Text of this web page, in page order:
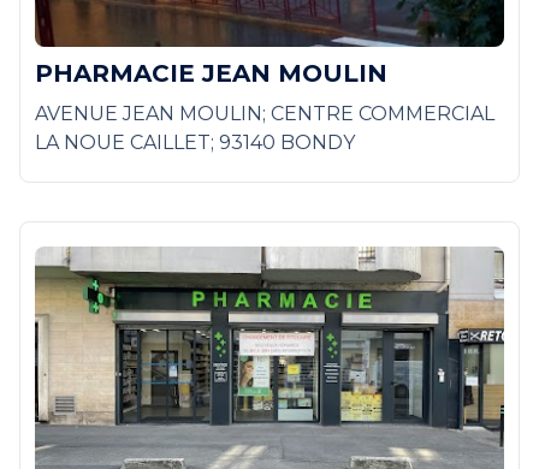
PHARMACIE JEAN MOULIN
AVENUE JEAN MOULIN; CENTRE COMMERCIAL
LA NOUE CAILLET; 93140 BONDY